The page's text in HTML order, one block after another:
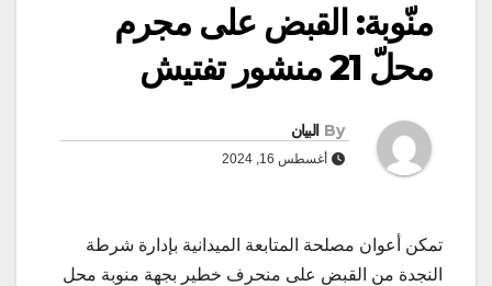
منّوبة: القبض على مجرم
محلّ 21 منشور تفتيش
By البيان
أغسطس 16, 2024
تمكن أعوان مصلحة المتابعة الميدانية بإدارة شرطة
النجدة من القبض على منحرف خطير بجهة منوبة محل